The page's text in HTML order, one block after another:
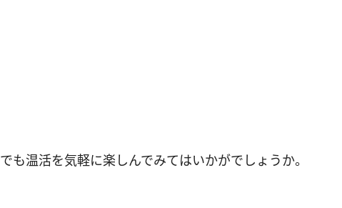
も温活を気軽に楽しんでみてはいかがでしょうか。